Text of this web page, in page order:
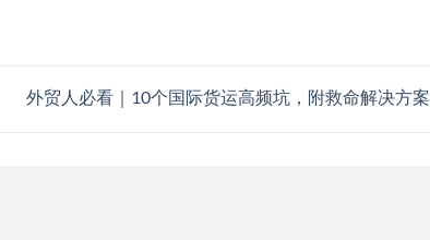
外贸人必看｜10个国际货运高频坑，附救命解决方案